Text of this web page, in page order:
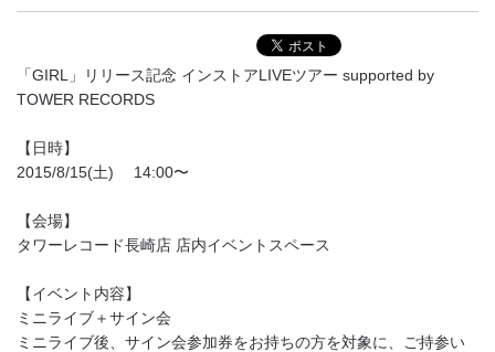
「GIRL」リリース記念 インストアLIVEツアー supported by
TOWER RECORDS
【日時】
2015/8/15(土) 14:00〜
【会場】
タワーレコード長崎店 店内イベントスペース
【イベント内容】
ミニライブ＋サイン会
ミニライブ後、サイン会参加券をお持ちの方を対象に、ご持参い